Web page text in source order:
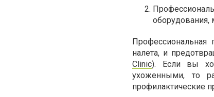
оборудования,
Профессиональная
налета, и
Clinic). Если вы
ухоженными, то
профилактические